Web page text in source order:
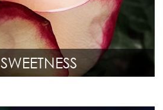
SWEETNESS